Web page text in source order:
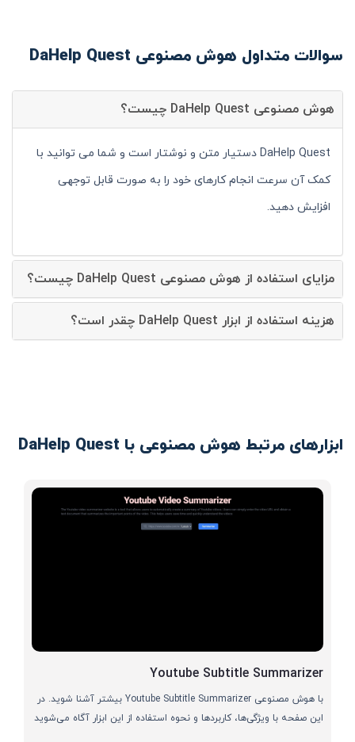
سوالات متداول هوش مصنوعی DaHelp Quest
هوش مصنوعی DaHelp Quest چیست؟
DaHelp Quest دستیار متن و نوشتار است و شما می توانید با
کمک آن سرعت انجام کارهای خود را به صورت قابل توجهی
افزایش دهید.
مزایای استفاده از هوش مصنوعی DaHelp Quest چیست؟
هزینه استفاده از ابزار DaHelp Quest چقدر است؟
ابزارهای مرتبط هوش مصنوعی با DaHelp Quest
Youtube Subtitle Summarizer
با هوش مصنوعی Youtube Subtitle Summarizer بیشتر آشنا شوید. در
این صفحه با ویژگی‌ها، کاربردها و نحوه استفاده از این ابزار آگاه می‌شوید